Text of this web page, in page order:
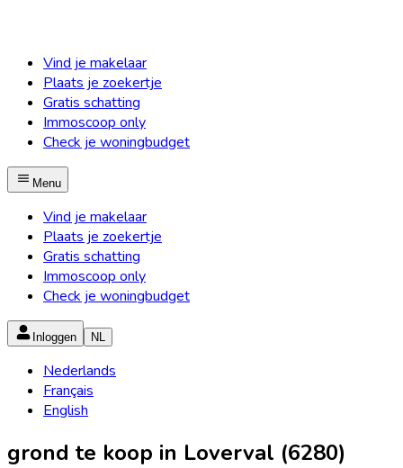
Vind je makelaar
Plaats je zoekertje
Gratis schatting
Immoscoop only
Check je woningbudget
Menu
Vind je makelaar
Plaats je zoekertje
Gratis schatting
Immoscoop only
Check je woningbudget
Inloggen NL
Nederlands
Français
English
grond te koop in Loverval (6280)